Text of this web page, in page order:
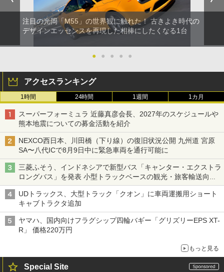
注目の光岡「M55」の世界観に触れた！ 古きよき時代の
デザインエッセンスを再現した相棒にしたくなる1台
● ● ● ● ●
アクセスランキング
1時間 24時間 1週間 1カ月
スーパーフォーミュラ 近藤真彦会長、2027年のスケジュールや
熊本地震についての募金活動を紹介
NEXCO西日本、川田橋（下り線）の復旧状況公開 九州道 宮原
SA〜八代ICで8月9日中に緊急車両を通行可能に
三菱ふそう、インドネシアで新型バス「キャンター・エクストラ
ロングバス」を発表 小型トラックベースの観光・旅客輸送向け
バス
UDトラックス、大型トラック「クオン」に車両運搬用ショート
キャブトラクタ追加
ヤマハ、国内向けフラグシップ四輪バギー「グリズリーEPS XT-
R」 価格220万円
もっと見る
Special Site